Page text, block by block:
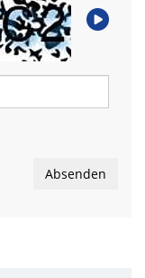
Absenden